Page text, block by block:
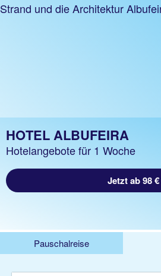
HOTEL ALBUFEIRA
Hotelangebote für 1 Woche
Jetzt ab 98 €
Pauschalreise